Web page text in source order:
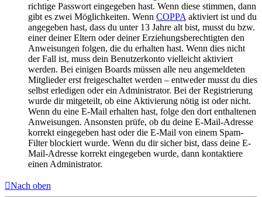
richtige Passwort eingegeben hast. Wenn diese stimmen, dann
gibt es zwei Möglichkeiten. Wenn COPPA aktiviert ist und du
angegeben hast, dass du unter 13 Jahre alt bist, musst du bzw.
einer deiner Eltern oder deiner Erziehungsberechtigten den
Anweisungen folgen, die du erhalten hast. Wenn dies nicht
der Fall ist, muss dein Benutzerkonto vielleicht aktiviert
werden. Bei einigen Boards müssen alle neu angemeldeten
Mitglieder erst freigeschaltet werden – entweder musst du dies
selbst erledigen oder ein Administrator. Bei der Registrierung
wurde dir mitgeteilt, ob eine Aktivierung nötig ist oder nicht.
Wenn du eine E-Mail erhalten hast, folge den dort enthaltenen
Anweisungen. Ansonsten prüfe, ob du deine E-Mail-Adresse
korrekt eingegeben hast oder die E-Mail von einem Spam-
Filter blockiert wurde. Wenn du dir sicher bist, dass deine E-
Mail-Adresse korrekt eingegeben wurde, dann kontaktiere
einen Administrator.
Nach oben